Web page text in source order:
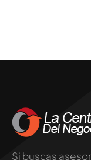
Si buscas